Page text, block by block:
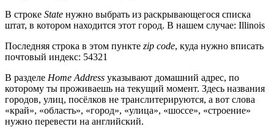
В строке State нужно выбрать из раскрывающегося списка
штат, в котором находится этот город. В нашем случае: Illinois
Последняя строка в этом пункте zip code, куда нужно вписать
почтовый индекс: 54321
В разделе Home Address указывают домашний адрес, по
которому ты проживаешь на текущий момент. Здесь названия
городов, улиц, посёлков не транслитерируются, а вот слова
«край», «область», «город», «улица», «шоссе», «строение»
нужно перевести на английский.